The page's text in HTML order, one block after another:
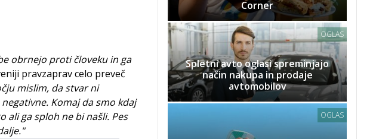
obrnejo proti človeku in ga
pravzaprav celo preveč
mislim, da stvar ni
Komaj da smo kdaj
ali ga sploh ne bi našli. Pes
Corner
OGLAS
Spletni avto oglasi spreminjajo
način nakupa in prodaje
avtomobilov
OGLAS